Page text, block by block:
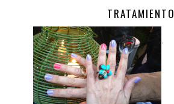
TRATAMIENTO